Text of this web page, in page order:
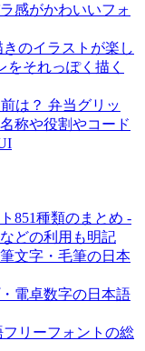
感がかわいいフォ
のイラストが楽し
をそれっぽく描く
は？ 弁当グリッ
称や役割やコード
851種類のまとめ -
どの利用も明記
文字・毛筆の日本
電卓数字の日本語
リーフォントの総